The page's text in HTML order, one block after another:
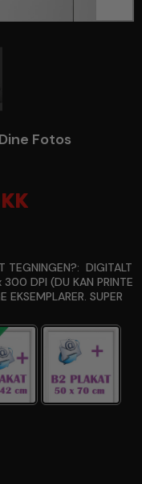
Fotos
TEGNINGEN?: DIGITALT
DPI (DU KAN PRINTE
SUPER